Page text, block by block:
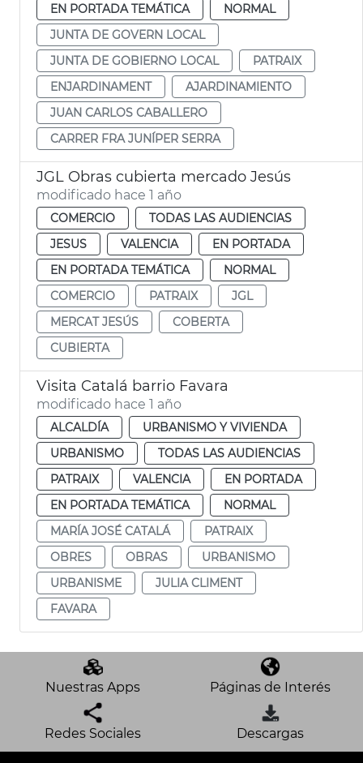
EN PORTADA TEMÁTICA
NORMAL
JUNTA DE GOVERN LOCAL
JUNTA DE GOBIERNO LOCAL
PATRAIX
ENJARDINAMENT
AJARDINAMIENTO
JUAN CARLOS CABALLERO
CARRER FRA JUNÍPER SERRA
JGL Obras cubierta mercado Jesús
modificado hace 1 año
COMERCIO
TODAS LAS AUDIENCIAS
JESUS
VALENCIA
EN PORTADA
EN PORTADA TEMÁTICA
NORMAL
COMERCIO
PATRAIX
JGL
MERCAT JESÚS
COBERTA
CUBIERTA
Visita Catalá barrio Favara
modificado hace 1 año
ALCALDÍA
URBANISMO Y VIVIENDA
URBANISMO
TODAS LAS AUDIENCIAS
PATRAIX
VALENCIA
EN PORTADA
EN PORTADA TEMÁTICA
NORMAL
MARÍA JOSÉ CATALÁ
PATRAIX
OBRES
OBRAS
URBANISMO
URBANISME
JULIA CLIMENT
FAVARA
Nuestras Apps Páginas de Interés
Redes Sociales Descargas